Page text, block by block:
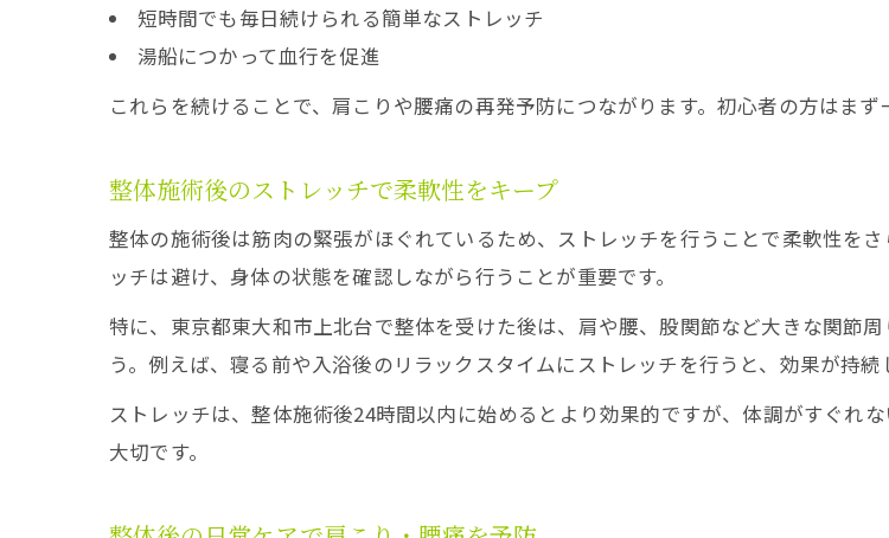
短時間でも毎日続けられる簡単なストレッチ
湯船につかって血行を促進
これらを続けることで、肩こりや腰痛の再発予防につながります。初心者の方はまず
整体施術後のストレッチで柔軟性をキープ
整体の施術後は筋肉の緊張がほぐれているため、ストレッチを行うことで柔軟性を
ッチは避け、身体の状態を確認しながら行うことが重要です。
特に、東京都東大和市上北台で整体を受けた後は、肩や腰、股関節など大きな関節
う。例えば、寝る前や入浴後のリラックスタイムにストレッチを行うと、効果が持続
ストレッチは、整体施術後24時間以内に始めるとより効果的ですが、体調がすぐれ
大切です。